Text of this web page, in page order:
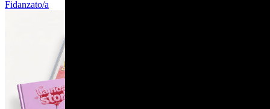
Fidanzato/a